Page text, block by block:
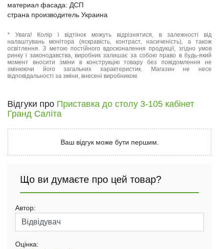
материал фасада: ДСП
страна производитель Украина
* Увага! Колір і відтінок можуть відрізнятися, в залежності від
налаштувань монітора (яскравість, контраст, насиченість), а також
освітлення. З метою постійного вдосконалення продукції, згідно умов
ринку і законодавства, виробник залишає за собою право в будь-який
момент вносити зміни в конструкцію товару без повідомлення не
змінюючи його загальних характеристик. Магазин не несе
відповідальності за зміни, внесені виробником.
Відгуки про Приставка до столу 3-105 кабінет
Гранд Саліта
Ваш відгук може бути першим.
Що ви думаєте про цей товар?
Автор:
Оцінка: